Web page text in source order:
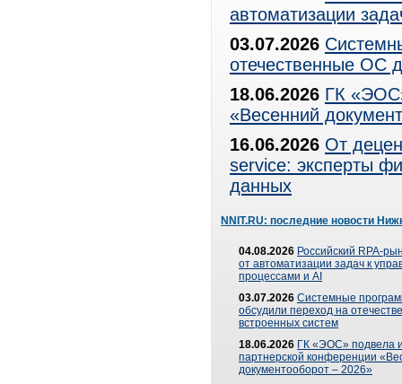
автоматизации
03.07.2026
отечественные ОС
18.06.2026 ГК
«Весенний
16.06.2026 От
service: эксперты
данных
NNIT.RU: последние новости
04.08.2026 Российский RPA-
от автоматизации задач к
процессами и AI
03.07.2026 Системные
обсудили переход на
встроенных систем
18.06.2026 ГК «ЭОС» подвела
партнерской конференции
документооборот – 2026»